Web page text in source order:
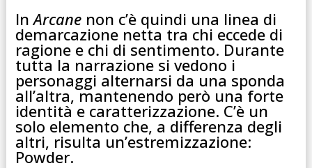
InArcanenon c’è quindi una linea di
demarcazione netta tra chi eccede di
ragione e chi di sentimento. Durante
tutta la narrazione si vedono i
personaggi alternarsi da una sponda
all’altra, mantenendo però una forte
identità e caratterizzazione. C’è un
solo elemento che, a differenza degli
altri, risulta un’estremizzazione:
Powder.